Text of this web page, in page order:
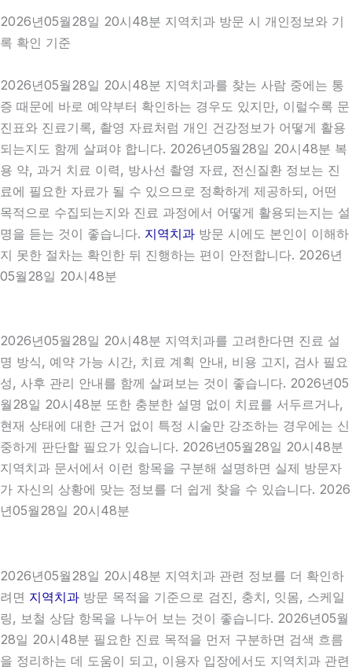
2026년05월28일 20시48분 지역치과 방문 시 개인정보와 기
록 확인 기준
2026년05월28일 20시48분 지역치과를 찾는 사람 중에는 통
증 때문에 바로 예약부터 확인하는 경우도 있지만, 이럴수록 문
진표와 진료기록, 촬영 자료처럼 개인 건강정보가 어떻게 활용
되는지도 함께 살펴야 합니다. 2026년05월28일 20시48분 복
용 약, 과거 치료 이력, 방사선 촬영 자료, 전신질환 정보는 진
료에 필요한 자료가 될 수 있으므로 정확하게 제공하되, 어떤
목적으로 수집되는지와 진료 과정에서 어떻게 활용되는지는 설
명을 듣는 것이 좋습니다. 지역치과 방문 시에도 본인이 이해하
지 못한 절차는 확인한 뒤 진행하는 편이 안전합니다. 2026년
05월28일 20시48분
2026년05월28일 20시48분 지역치과를 고려한다면 진료 설
명 방식, 예약 가능 시간, 치료 계획 안내, 비용 고지, 검사 필요
성, 사후 관리 안내를 함께 살펴보는 것이 좋습니다. 2026년05
월28일 20시48분 또한 충분한 설명 없이 치료를 서두르거나,
현재 상태에 대한 근거 없이 특정 시술만 강조하는 경우에는 신
중하게 판단할 필요가 있습니다. 2026년05월28일 20시48분
지역치과 문서에서 이런 항목을 구분해 설명하면 실제 방문자
가 자신의 상황에 맞는 정보를 더 쉽게 찾을 수 있습니다. 2026
년05월28일 20시48분
2026년05월28일 20시48분 지역치과 관련 정보를 더 확인하
려면 지역치과 방문 목적을 기준으로 검진, 충치, 잇몸, 스케일
링, 보철 상담 항목을 나누어 보는 것이 좋습니다. 2026년05월
28일 20시48분 필요한 진료 목적을 먼저 구분하면 검색 흐름
을 정리하는 데 도움이 되고, 이용자 입장에서도 지역치과 관련